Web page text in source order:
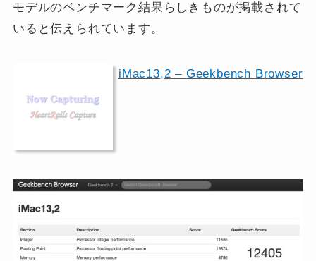
モデルのベンチマーク結果らしきものが掲載されて
いると伝えられています。
iMac13,2 – Geekbench Browser